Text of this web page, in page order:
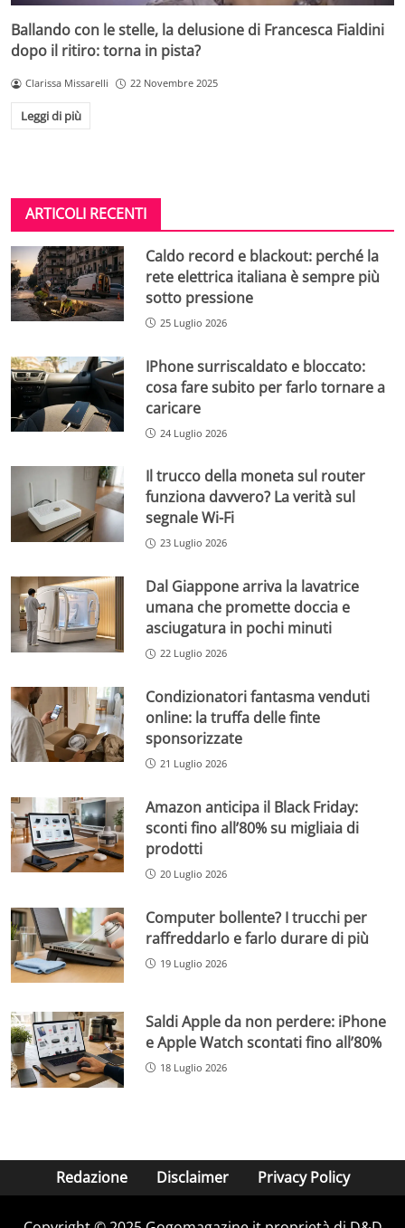
Ballando con le stelle, la delusione di Francesca Fialdini
dopo il ritiro: torna in pista?
Clarissa Missarelli 22 Novembre 2025
Leggi di più
ARTICOLI RECENTI
Caldo record e blackout: perché la
rete elettrica italiana è sempre più
sotto pressione
25 Luglio 2026
IPhone surriscaldato e bloccato:
cosa fare subito per farlo tornare a
caricare
24 Luglio 2026
Il trucco della moneta sul router
funziona davvero? La verità sul
segnale Wi-Fi
23 Luglio 2026
Dal Giappone arriva la lavatrice
umana che promette doccia e
asciugatura in pochi minuti
22 Luglio 2026
Condizionatori fantasma venduti
online: la truffa delle finte
sponsorizzate
21 Luglio 2026
Amazon anticipa il Black Friday:
sconti fino all’80% su migliaia di
prodotti
20 Luglio 2026
Computer bollente? I trucchi per
raffreddarlo e farlo durare di più
19 Luglio 2026
Saldi Apple da non perdere: iPhone
e Apple Watch scontati fino all’80%
18 Luglio 2026
Redazione Disclaimer Privacy Policy